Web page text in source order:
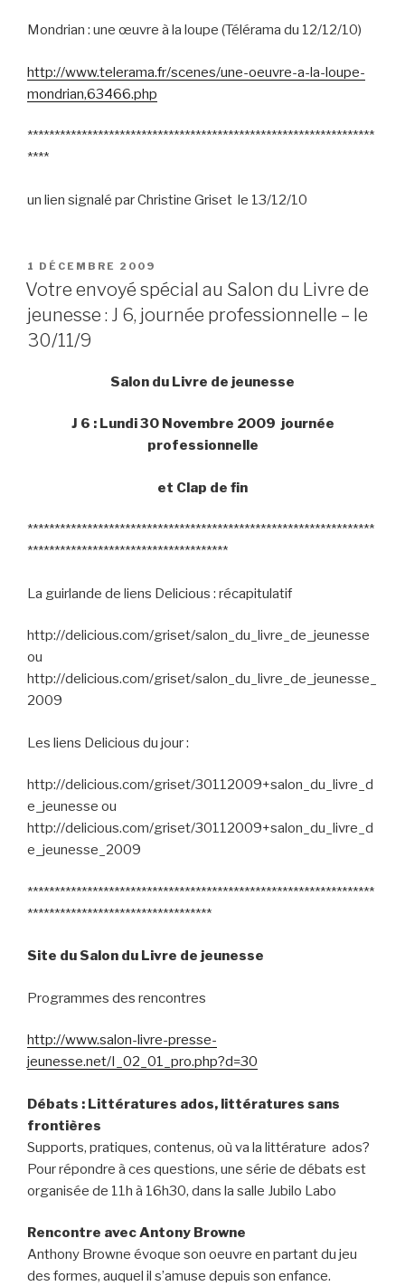
Mondrian : une œuvre à la loupe (Télérama du 12/12/10)
http://www.telerama.fr/scenes/une-oeuvre-a-la-loupe-
mondrian,63466.php
****************************************************************
****
un lien signalé par Christine Griset le 13/12/10
PUBLIÉ
LE
1 DÉCEMBRE 2009
Votre envoyé spécial au Salon du Livre de
jeunesse : J 6, journée professionnelle – le
30/11/9
Salon du Livre de jeunesse
J 6 : Lundi 30 Novembre 2009 journée
professionnelle
et Clap de fin
****************************************************************
*************************************
La guirlande de liens Delicious : récapitulatif
http://delicious.com/griset/salon_du_livre_de_jeunesse
ou
http://delicious.com/griset/salon_du_livre_de_jeunesse_
2009
Les liens Delicious du jour :
http://delicious.com/griset/30112009+salon_du_livre_d
e_jeunesse ou
http://delicious.com/griset/30112009+salon_du_livre_d
e_jeunesse_2009
****************************************************************
**********************************
Site du Salon du Livre de jeunesse
Programmes des rencontres
http://www.salon-livre-presse-
jeunesse.net/I_02_01_pro.php?d=30
Débats : Littératures ados, littératures sans
frontières
Supports, pratiques, contenus, où va la littérature ados?
Pour répondre à ces questions, une série de débats est
organisée de 11h à 16h30, dans la salle Jubilo Labo
Rencontre avec Antony Browne
Anthony Browne évoque son oeuvre en partant du jeu
des formes, auquel il s’amuse depuis son enfance.